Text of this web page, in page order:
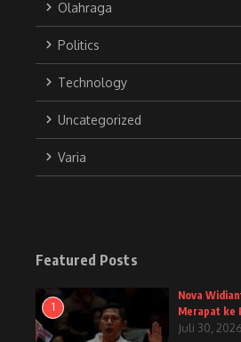
Olahraga
Politics
Technology
Uncategorized
Varia
Featured Posts
1
Nova
Merapat ke
Juli 30, 2026